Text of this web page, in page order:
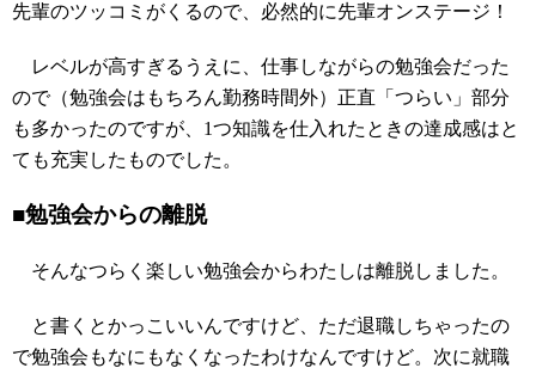
先輩のツッコミがくるので、必然的に先輩オンステージ！
レベルが高すぎるうえに、仕事しながらの勉強会だった
ので（勉強会はもちろん勤務時間外）正直「つらい」部分
も多かったのですが、1つ知識を仕入れたときの達成感はと
ても充実したものでした。
■勉強会からの離脱
そんなつらく楽しい勉強会からわたしは離脱しました。
と書くとかっこいいんですけど、ただ退職しちゃったの
で勉強会もなにもなくなったわけなんですけど。次に就職